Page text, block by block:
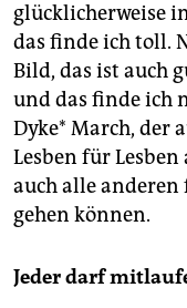
glücklicherweise
das finde ich toll.
Bild, das ist auch
und das finde ich
Dyke* March, der
Lesben für
auch alle
gehen können.
Jeder darf